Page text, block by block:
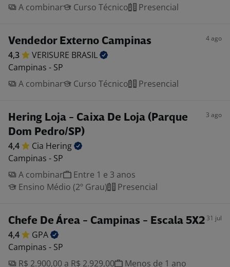
A combinar
Curso Técnico Presencial
Vendedor Externo Campinas 4 ago
4,3 VERISURE BRASIL
Campinas - SP
A combinar
Curso Técnico Presencial
Hering Loja - Caixa De Loja (Parque
Dom Pedro/SP)
3 ago
4,4 Cia Hering
Campinas - SP
A combinar
Entre 1 e 3 anos
Ensino Médio (2º Grau)
Presencial
Chefe De Área - Campinas - Escala 5X2 31 jul
4,4
GPA
Campinas - SP
R$ 2.900,00 a R$ 2.929,00
Menos de 1 ano